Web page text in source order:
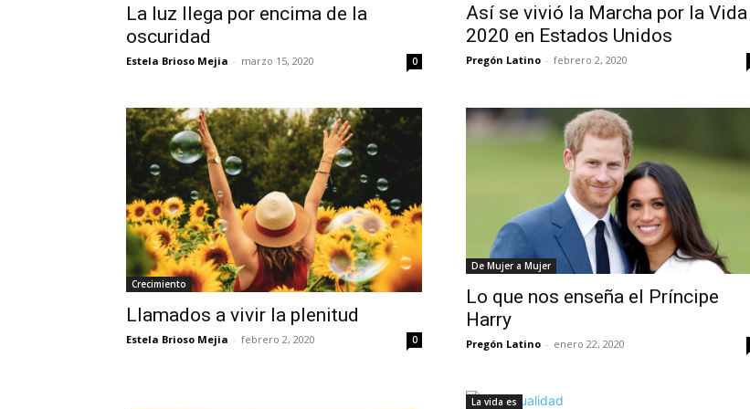
La luz llega por encima de la
oscuridad
Estela Brioso Mejia - marzo 15, 2020 0
Así se vivió la Marcha por la Vida
2020 en Estados Unidos
Pregón Latino - febrero 2, 2020
Crecimiento
Llamados a vivir la plenitud
Estela Brioso Mejia - febrero 2, 2020 0
De Mujer a Mujer
Lo que nos enseña el Príncipe
Harry
Pregón Latino - enero 22, 2020
La vida es